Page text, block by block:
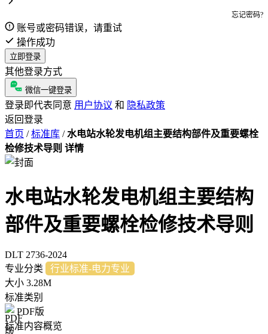
忘记密码?
账号或密码错误，请重试
操作成功
立即登录
其他登录方式
微信一键登录
登录即代表同意 用户协议 和 隐私政策
返回登录
首页 / 标准库 / 水电站水轮发电机组主要结构部件及重要螺栓
检修技术导则 详情
水电站水轮发电机组主要结构
部件及重要螺栓检修技术导则
DLT 2736-2024
专业分类
行业标准-电力专业
大小 3.28M
标准类别
PDF版
标准内容概览